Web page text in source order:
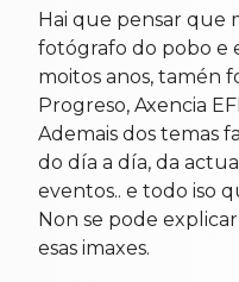
Hai que pensar que
fotógrafo do pobo e
moitos anos, tamén
Progreso, Axencia
Ademais dos temas
do día a día, da
eventos.. e todo iso
Non se pode
esas imaxes.